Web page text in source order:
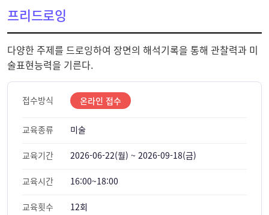
프리드로잉
다양한 주제를 드로잉하여 장면의 해석기록을 통해 관찰력과 미
술표현능력을 기른다.
접수방식 온라인 접수
교육종류 미술
교육기간 2026-06-22(월) ~ 2026-09-18(금)
교육시간 16:00~18:00
교육횟수 12회